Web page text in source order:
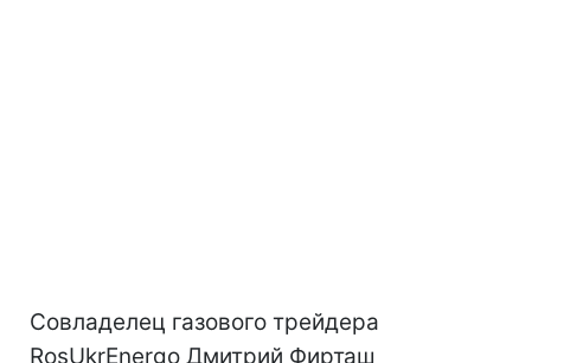
Совладелец газового трейдера
RosUkrEnergo Дмитрий Фирташ